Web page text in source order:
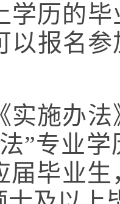
学历的
以报名
办法
”专业
届毕业